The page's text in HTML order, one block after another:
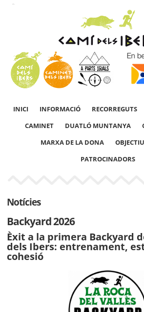
INICI INFORMACIÓ RECORREGUTS
CAMINET
DUATLÓ MUNTANYA
MARXA DE LA DONA
PATROCINADORS
Notícies
Backyard 2026
Èxit a la primera Backyard
dels Ibers: entrenament,
cohesió